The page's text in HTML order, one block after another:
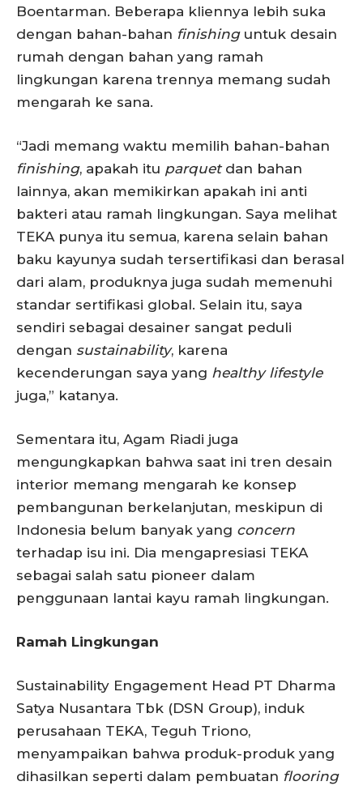
Boentarman. Beberapa kliennya lebih suka
dengan bahan-bahan finishinguntuk desain
rumah dengan bahan yang ramah
lingkungan karena trennya memang sudah
mengarah ke sana.
“Jadi memang waktu memilih bahan-bahan
finishing, apakah itu parquetdan bahan
lainnya, akan memikirkan apakah ini anti
bakteri atau ramah lingkungan. Saya melihat
TEKA punya itu semua, karena selain bahan
baku kayunya sudah tersertifikasi dan berasal
dari alam, produknya juga sudah memenuhi
standar sertifikasi global. Selain itu, saya
sendiri sebagai desainer sangat peduli
dengan sustainability, karena
kecenderungan saya yang healthy lifestyle
juga,” katanya.
Sementara itu, Agam Riadi juga
mengungkapkan bahwa saat ini tren desain
interior memang mengarah ke konsep
pembangunan berkelanjutan, meskipun di
Indonesia belum banyak yang concern
terhadap isu ini. Dia mengapresiasi TEKA
sebagai salah satu pioneer dalam
penggunaan lantai kayu ramah lingkungan.
Ramah Lingkungan
Sustainability Engagement Head PT Dharma
Satya Nusantara Tbk (DSN Group), induk
perusahaan TEKA, Teguh Triono,
menyampaikan bahwa produk-produk yang
dihasilkan seperti dalam pembuatan flooring